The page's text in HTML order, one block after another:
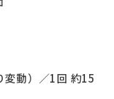
動）／1回 約15